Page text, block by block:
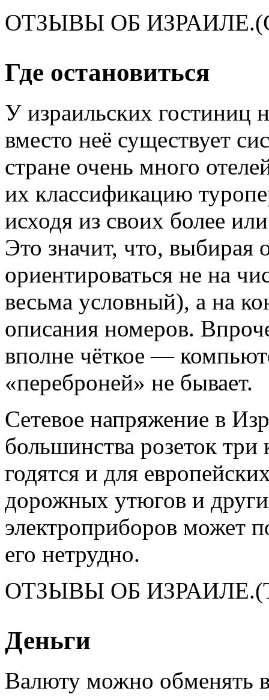
ОТЗЫВЫ ОБ
Где остановиться
У израильских гостиниц
вместо неё существует
стране очень много
их классификацию
исходя из своих более
Это значит, что, выбирая
ориентироваться не на
весьма условный), а на
описания номеров.
вполне чёткое —
«переброней» не бывает.
Сетевое напряжение в
большинства розеток
годятся и для
дорожных утюгов и
электроприборов может
его нетрудно.
ОТЗЫВЫ ОБ
Деньги
Валюту можно обменять